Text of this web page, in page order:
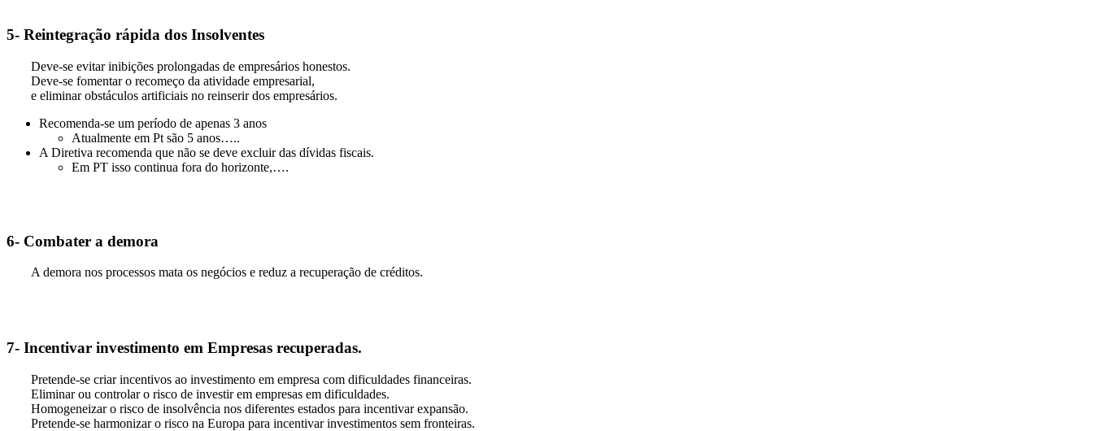
5- Reintegração rápida dos Insolventes
Deve-se evitar inibições prolongadas de empresários honestos.
Deve-se fomentar o recomeço da atividade empresarial,
e eliminar obstáculos artificiais no reinserir dos empresários.
Recomenda-se um período de apenas 3 anos
Atualmente em Pt são 5 anos…..
A Diretiva recomenda que não se deve excluir das dívidas fiscais.
Em PT isso continua fora do horizonte,….
6- Combater a demora
A demora nos processos mata os negócios e reduz a recuperação de créditos.
7- Incentivar investimento em Empresas recuperadas.
Pretende-se criar incentivos ao investimento em empresa com dificuldades financeiras.
Eliminar ou controlar o risco de investir em empresas em dificuldades.
Homogeneizar o risco de insolvência nos diferentes estados para incentivar expansão.
Pretende-se harmonizar o risco na Europa para incentivar investimentos sem fronteiras.